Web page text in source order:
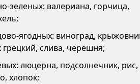
зеленых: валериана, горчица,
ягодных: виноград,
грецкий, слива, черешня;
люцерна, подсолнечник, рис,
хлопок;